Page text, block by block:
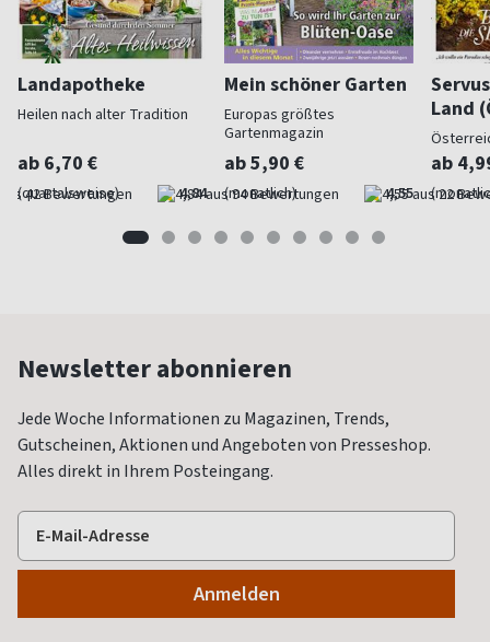
Landapotheke
Heilen nach alter Tradition
ab 6,70 €
(quartalsweise) 4,84
Mein schöner Garten
Europas größtes
Gartenmagazin
ab 5,90 €
(monatlich) 4,55
Land
ab
Newsletter abonnieren
Jede Woche Informationen zu Magazinen, Trends,
Gutscheinen, Aktionen und Angeboten von Presseshop.
Alles direkt in Ihrem Posteingang.